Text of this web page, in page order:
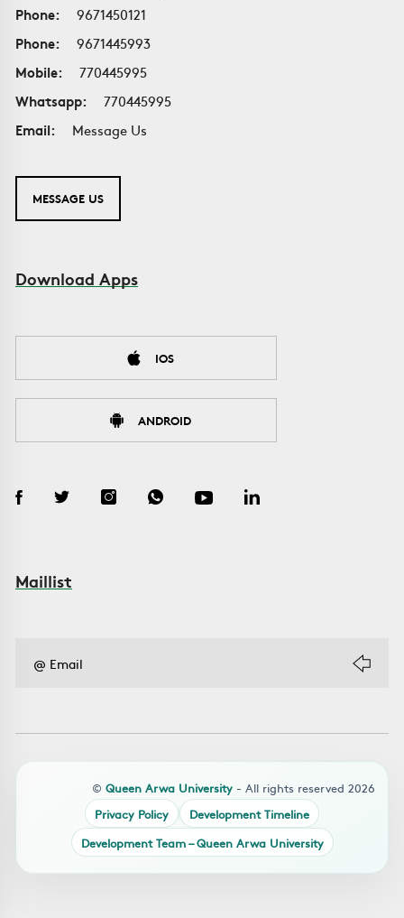
Phone:
9671450121
Phone:
9671445993
Mobile:
770445995
Whatsapp:
770445995
Email:
Message Us
MESSAGE US
Download Apps
IOS
ANDROID
Maillist
© Queen Arwa University - All rights reserved 2026
Privacy Policy
Development Timeline
Development Team – Queen Arwa University